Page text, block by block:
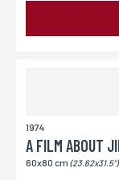
*Champs obligatoires
Conformément à la loi
pour des motifs légitimes, au
1974
60x80 cm (23.62x31.5")